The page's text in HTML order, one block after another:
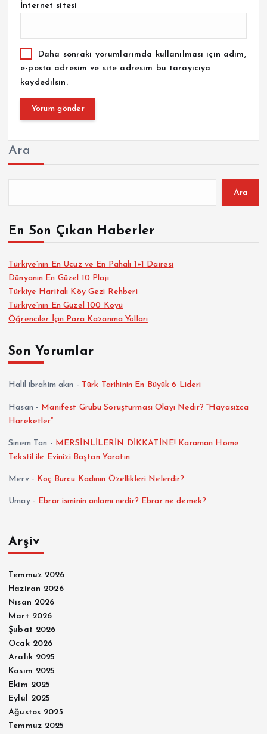
İnternet sitesi
Daha sonraki yorumlarımda kullanılması için adım,
e-posta adresim ve site adresim bu tarayıcıya
kaydedilsin.
Ara
Ara
En Son Çıkan Haberler
Türkiye’nin En Ucuz ve En Pahalı 1+1 Dairesi
Dünyanın En Güzel 10 Plajı
Türkiye Haritalı Köy Gezi Rehberi
Türkiye’nin En Güzel 100 Köyü
Öğrenciler İçin Para Kazanma Yolları
Son Yorumlar
Halil ibrahim akın - Türk Tarihinin En Büyük 6 Lideri
Hasan - Manifest Grubu Soruşturması Olayı Nedir? “Hayasızca
Hareketler”
Sinem Tan - MERSİNLİLERİN DİKKATİNE! Karaman Home
Tekstil ile Evinizi Baştan Yaratın
Merv- Koç Burcu Kadının Özellikleri Nelerdir?
Umay- Ebrar isminin anlamı nedir? Ebrar ne demek?
Arşiv
Temmuz 2026
Haziran 2026
Nisan 2026
Mart 2026
Şubat 2026
Ocak 2026
Aralık 2025
Kasım 2025
Ekim 2025
Eylül 2025
Ağustos 2025
Temmuz 2025